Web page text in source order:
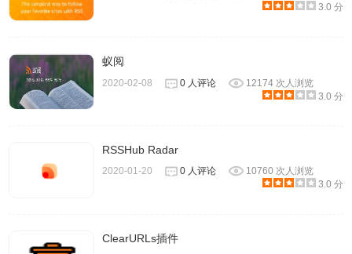
3.0 分
蚁阅
2020-02-08 0 人评论
12174 次人浏览
3.0 分
RSSHub Radar
2020-01-20 0 人评论
10760 次人浏览
3.0 分
ClearURLs插件